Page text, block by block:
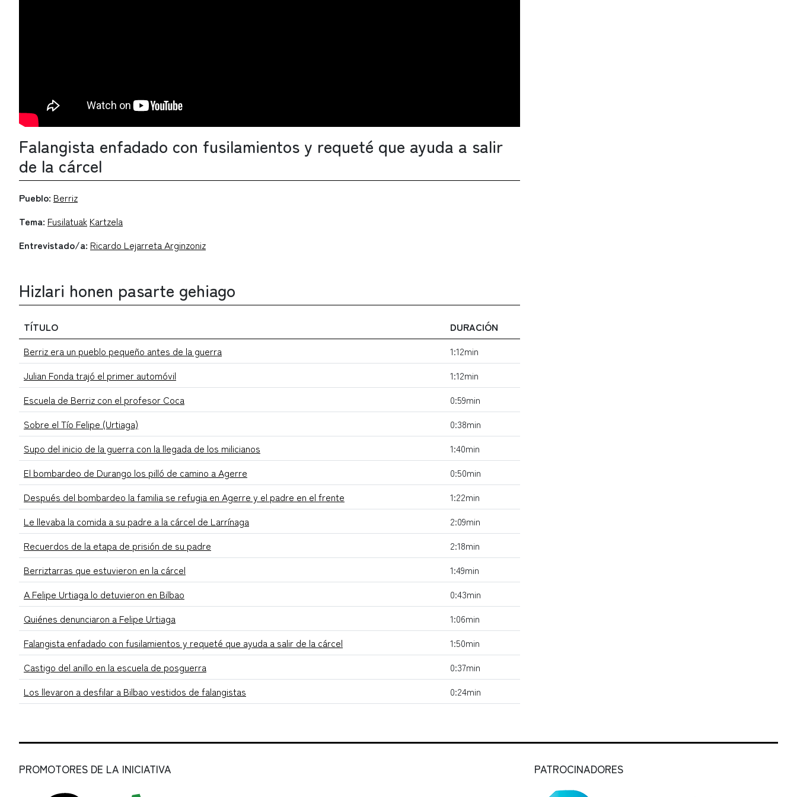
Falangista enfadado con fusilamientos y requeté que ayuda a salir
de la cárcel
Pueblo: Berriz
Tema: Fusilatuak Kartzela
Entrevistado/a: Ricardo Lejarreta Arginzoniz
Hizlari honen pasarte gehiago
TÍTULO
DURACIÓN
Berriz era un pueblo pequeño antes de la guerra
1:12min
Julian Fonda trajó el primer automóvil
1:12min
Escuela de Berriz con el profesor Coca
0:59min
Sobre el Tío Felipe (Urtiaga)
0:38min
Supo del inicio de la guerra con la llegada de los milicianos
1:40min
El bombardeo de Durango los pilló de camino a Agerre
0:50min
Después del bombardeo la familia se refugia en Agerre y el padre en el frente
1:22min
Le llevaba la comida a su padre a la cárcel de Larrínaga
2:09min
Recuerdos de la etapa de prisión de su padre
2:18min
Berriztarras que estuvieron en la cárcel
1:49min
A Felipe Urtiaga lo detuvieron en Bilbao
0:43min
Quiénes denunciaron a Felipe Urtiaga
1:06min
Falangista enfadado con fusilamientos y requeté que ayuda a salir de la cárcel
1:50min
Castigo del anillo en la escuela de posguerra
0:37min
Los llevaron a desfilar a Bilbao vestidos de falangistas
0:24min
PROMOTORES DE LA INICIATIVA PATROCINADORES